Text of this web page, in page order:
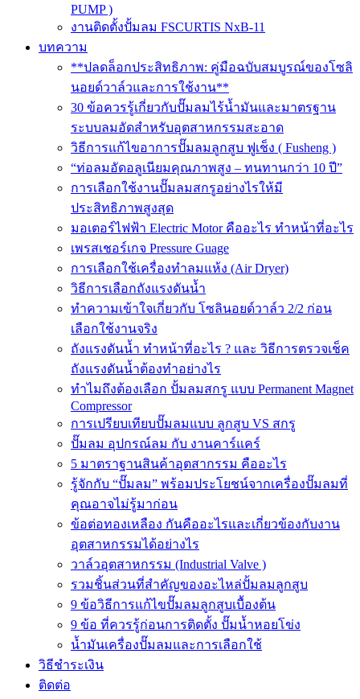
PUMP )
งานติดตั้งปั้มลม FSCURTIS NxB-11
บทความ
**ปลดล็อกประสิทธิภาพ: คู่มือฉบับสมบูรณ์ของโซลิ
นอยด์วาล์วและการใช้งาน**
30 ข้อควรรู้เกี่ยวกับปั๊มลมไร้น้ำมันและมาตรฐาน
ระบบลมอัดสำหรับอุตสาหกรรมสะอาด
วิธีการแก้ไขอาการปั๊มลมลูกสูบ ฟูเช็ง ( Fusheng )
“ท่อลมอัดอลูเนียมคุณภาพสูง – ทนทานกว่า 10 ปี”
การเลือกใช้งานปั๊มลมสกรูอย่างไรให้มี
ประสิทธิภาพสูงสุด
มอเตอร์ไฟฟ้า Electric Motor คืออะไร ทำหน้าที่อะไร
เพรสเชอร์เกจ Pressure Guage
การเลือกใช้เครื่องทำลมแห้ง (Air Dryer)
วิธีการเลือกถังแรงดันน้ำ
ทำความเข้าใจเกี่ยวกับ โซลินอยด์วาล์ว 2/2 ก่อน
เลือกใช้งานจริง
ถังแรงดันน้ำ ทำหน้าที่อะไร ? และ วิธีการตรวจเช็ค
ถังแรงดันน้ำต้องทำอย่างไร
ทำไมถึงต้องเลือก ปั้มลมสกรู แบบ Permanent Magnet
Compressor
การเปรียบเทียบปั๊มลมแบบ ลูกสูบ VS สกรู
ปั๊มลม อุปกรณ์ลม กับ งานคาร์แคร์
5 มาตราฐานสินค้าอุตสากรรม คืออะไร
รู้จักกับ “ปั๊มลม” พร้อมประโยชน์จากเครื่องปั๊มลมที่
คุณอาจไม่รู้มาก่อน
ข้อต่อทองเหลือง กันคืออะไรและเกี่ยวข้องกับงาน
อุตสาหกรรมได้อย่างไร
วาล์วอุตสาหกรรม (Industrial Valve )
รวมชิ้นส่วนที่สำคัญของอะไหล่ปั้มลมลูกสูบ
9 ข้อวิธีการแก้ไขปั๊มลมลูกสูบเบื้องต้น
9 ข้อ ที่ควรรู้ก่อนการติดตั้ง ปั๊มน้ำหอยโข่ง
น้ำมันเครื่องปั๊มลมและการเลือกใช้
วิธีชำระเงิน
ติดต่อ